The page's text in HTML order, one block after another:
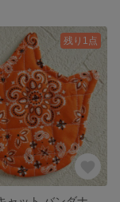
残り1点